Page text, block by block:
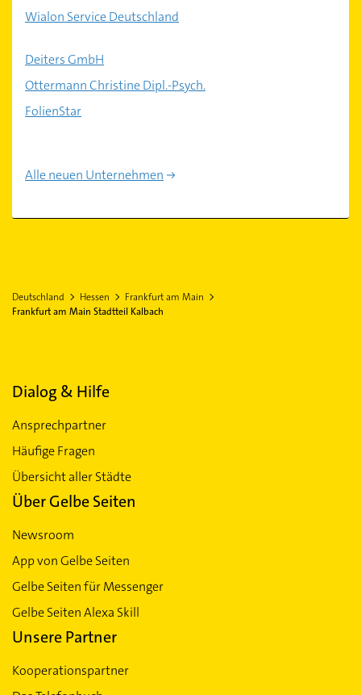
Wialon Service Deutschland
Deiters GmbH
Ottermann Christine Dipl.-Psych.
FolienStar
Alle neuen Unternehmen
Deutschland Hessen
Frankfurt am Main
Frankfurt am Main Stadtteil Kalbach
Dialog & Hilfe
Ansprechpartner
Häufige Fragen
Übersicht aller Städte
Über Gelbe Seiten
Newsroom
App von Gelbe Seiten
Gelbe Seiten für Messenger
Gelbe Seiten Alexa Skill
Unsere Partner
Kooperationspartner